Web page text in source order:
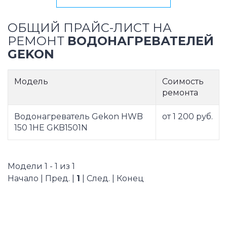
ОБЩИЙ ПРАЙС-ЛИСТ НА
РЕМОНТ ВОДОНАГРЕВАТЕЛЕЙ
GEKON
Модель
Соимость
ремонта
Водонагреватель Gekon HWB
150 1HE GKB1501N
от 1 200 руб.
Модели 1 - 1 из 1
Начало | Пред. | 1 | След. | Конец